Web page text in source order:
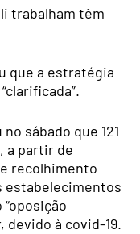
trabalham têm
que a estratégia
sábado que 121
a partir de
recolhimento
estabelecimentos
devido à covid-19.